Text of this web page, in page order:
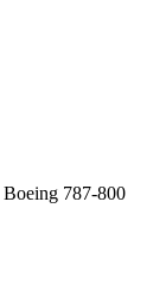
Boeing 787-800